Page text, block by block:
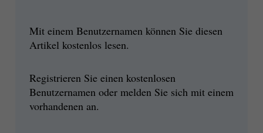
Mit einem Benutzernamen können Sie diesen
Artikel kostenlos lesen.
Registrieren Sie einen kostenlosen
Benutzernamen oder melden Sie sich mit einem
vorhandenen an.